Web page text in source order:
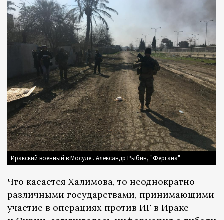
Иракский военный в Мосуле . Александр Рыбин, "Фергана"
Что касается Халимова, то неоднократно
различными государствами, принимающими
участие в операциях против ИГ в Ираке